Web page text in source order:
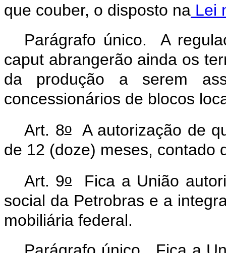
que couber, o disposto na Lei
Parágrafo único. A
caput abrangerão ainda os
da produção a serem
concessionários de blocos
Art. 8oA autorização de
de 12 (doze) meses,
Art. 9oFica a União
social da Petrobras e a
mobiliária federal.